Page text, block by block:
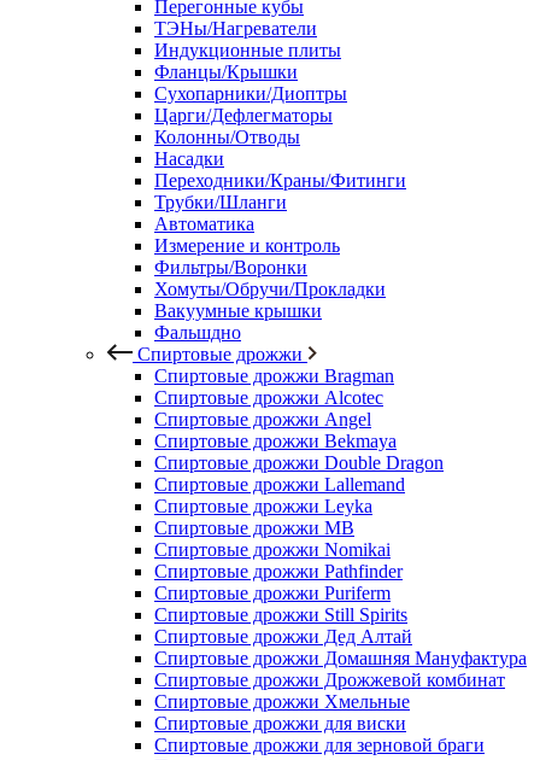
Перегонные кубы
ТЭНы/Нагреватели
Индукционные плиты
Фланцы/Крышки
Сухопарники/Диоптры
Царги/Дефлегматоры
Колонны/Отводы
Насадки
Переходники/Краны/Фитинги
Трубки/Шланги
Автоматика
Измерение и контроль
Фильтры/Воронки
Хомуты/Обручи/Прокладки
Вакуумные крышки
Фальшдно
Спиртовые дрожжи
Спиртовые дрожжи Bragman
Спиртовые дрожжи Alcotec
Спиртовые дрожжи Angel
Спиртовые дрожжи Bekmaya
Спиртовые дрожжи Double Dragon
Спиртовые дрожжи Lallemand
Спиртовые дрожжи Leyka
Спиртовые дрожжи MB
Спиртовые дрожжи Nomikai
Спиртовые дрожжи Pathfinder
Спиртовые дрожжи Puriferm
Спиртовые дрожжи Still Spirits
Спиртовые дрожжи Дед Алтай
Спиртовые дрожжи Домашняя Мануфактура
Спиртовые дрожжи Дрожжевой комбинат
Спиртовые дрожжи Хмельные
Спиртовые дрожжи для виски
Спиртовые дрожжи для зерновой браги